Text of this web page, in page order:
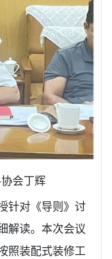
会丁辉
针对《导则》讨
解读。本次会议
照装配式装修工